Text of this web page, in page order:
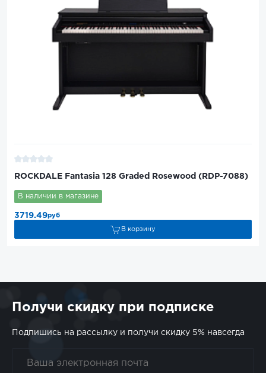
ROCKDALE Fantasia 128 Graded Rosewood (RDP-7088)
В наличии в магазине
3719.49руб
В корзину
Получи скидку при подписке
Подпишись на рассылку и получи скидку 5% навсегда